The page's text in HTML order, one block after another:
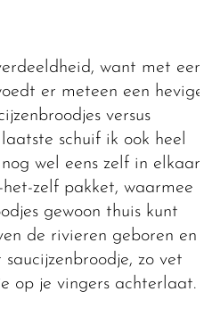
want met een
er meteen een hevige
versus
schuif ik ook heel
wel eens zelf in elkaar
zelf pakket, waarmee
gewoon thuis kunt
de rivieren geboren en
zo vet
op je vingers achterlaat.